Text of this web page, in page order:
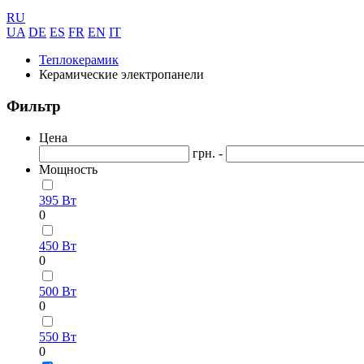
RU
UA DE ES FR EN IT
Теплокерамик
Керамические электропанели
Фильтр
Цена
грн. -
Мощность
395 Вт
0
450 Вт
0
500 Вт
0
550 Вт
0